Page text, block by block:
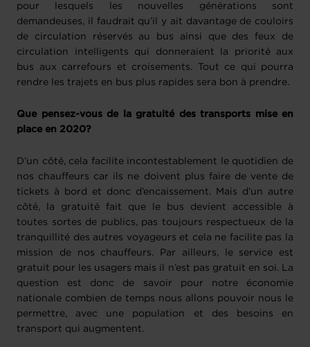
pour lesquels les nouvelles générations sont
demandeuses, il faudrait qu’il y ait davantage de couloirs
de circulation réservés au bus ainsi que des feux de
circulation intelligents qui donneraient la priorité aux
bus aux carrefours et croisements. Tout ce qui pourra
rendre les trajets en bus plus rapides sera bon à prendre.
Que pensez-vous de la gratuité des transports mise en
place en 2020?
D’un côté, cela facilite incontestablement le quotidien de
nos chauffeurs car ils ne doivent plus faire de vente de
tickets à bord et donc d’encaissement. Mais d’un autre
côté, la gratuité fait que le bus devient accessible à
toutes sortes de publics, pas toujours respectueux de la
tranquillité des autres voyageurs et cela ne facilite pas la
mission de nos chauffeurs. Par ailleurs, le service est
gratuit pour les usagers mais il n’est pas gratuit en soi. La
question est donc de savoir pour notre économie
nationale combien de temps nous allons pouvoir nous le
permettre, avec une population et des besoins en
transport qui augmentent.